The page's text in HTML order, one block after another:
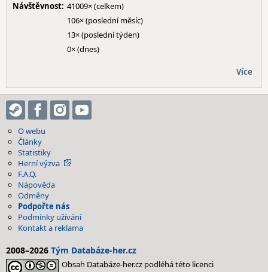
Návštěvnost: 41009× (celkem)
106× (poslední měsíc)
13× (poslední týden)
0× (dnes)
Více
O webu
Články
Statistiky
Herní výzva
F.A.Q.
Nápověda
Odměny
Podpořte nás
Podmínky užívání
Kontakt a reklama
2008–2026 Tým Databáze-her.cz
Obsah Databáze-her.cz podléhá této licenci